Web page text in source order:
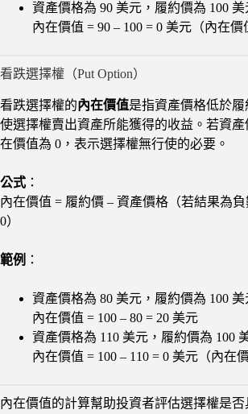
資產價格為 90 美元，履約價為 100 美
內在價值 = 90 – 100 = 0 美元（內在價
看跌選擇權（Put Option）
看跌選擇權的內在價值是指資產價格低於
使選擇權賣出資產所能獲得的收益。若資
在價值為 0，表示選擇權無行使的必要。
公式 ：
內在價值 = 履約價 – 資產價格（若結果為
0）
範例 ：
資產價格為 80 美元，履約價為 100 美
內在價值 = 100 – 80 = 20 美元
資產價格為 110 美元，履約價為 100
內在價值 = 100 – 110 = 0 美元（內在
內在價值的計算幫助投資者評估選擇權是